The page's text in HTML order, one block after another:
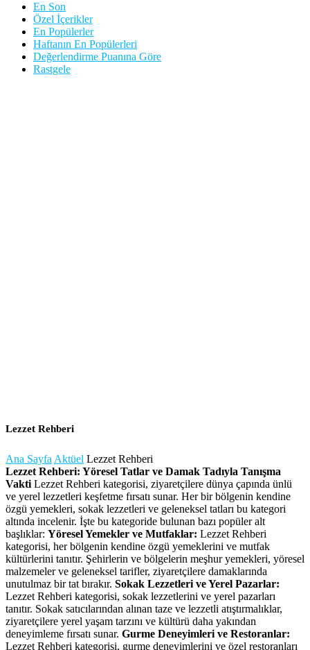
En Son
Özel İçerikler
En Popülerler
Haftanın En Popülerleri
Değerlendirme Puanına Göre
Rastgele
Lezzet Rehberi
Ana Sayfa Aktüel Lezzet Rehberi
Lezzet Rehberi: Yöresel Tatlar ve Damak Tadıyla Tanışma
Vakti Lezzet Rehberi kategorisi, ziyaretçilere dünya çapında ünlü
ve yerel lezzetleri keşfetme fırsatı sunar. Her bir bölgenin kendine
özgü yemekleri, sokak lezzetleri ve geleneksel tatları bu kategori
altında incelenir. İşte bu kategoride bulunan bazı popüler alt
başlıklar: Yöresel Yemekler ve Mutfaklar: Lezzet Rehberi
kategorisi, her bölgenin kendine özgü yemeklerini ve mutfak
kültürlerini tanıtır. Şehirlerin ve bölgelerin meşhur yemekleri, yöresel
malzemeler ve geleneksel tarifler, ziyaretçilere damaklarında
unutulmaz bir tat bırakır. Sokak Lezzetleri ve Yerel Pazarlar:
Lezzet Rehberi kategorisi, sokak lezzetlerini ve yerel pazarları
tanıtır. Sokak satıcılarından alınan taze ve lezzetli atıştırmalıklar,
ziyaretçilere yerel yaşam tarzını ve kültürü daha yakından
deneyimleme fırsatı sunar. Gurme Deneyimleri ve Restoranlar:
Lezzet Rehberi kategorisi, gurme deneyimlerini ve özel restoranları